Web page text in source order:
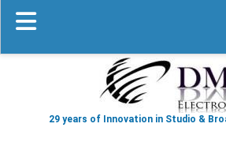
29 years of Innovation in Studio &